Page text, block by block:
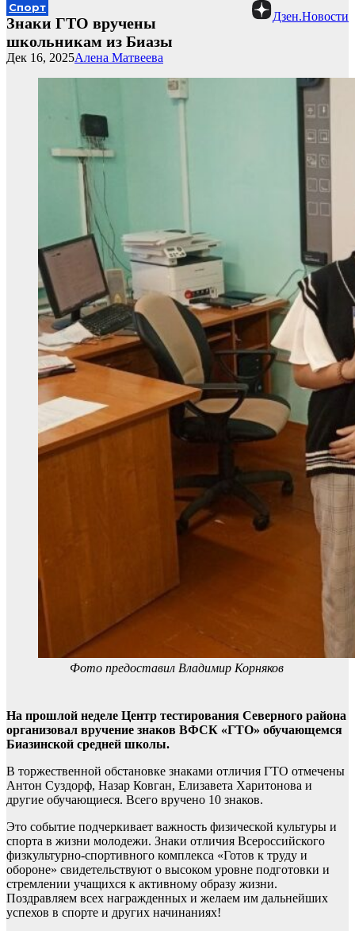
Дзен.Новости
Спорт
Знаки ГТО вручены
школьникам из Биазы
Алена Матвеева
Дек 16, 2025
Фото предоставил Владимир Корняков
На прошлой неделе Центр тестирования Северного района
организовал вручение знаков ВФСК «ГТО» обучающемся
Биазинской средней школы.
В торжественной обстановке знаками отличия ГТО отмечены
Антон Суздорф, Назар Ковган, Елизавета Харитонова и
другие обучающиеся. Всего вручено 10 знаков.
Это событие подчеркивает важность физической культуры и
спорта в жизни молодежи. Знаки отличия Всероссийского
физкультурно-спортивного комплекса «Готов к труду и
обороне» свидетельствуют о высоком уровне подготовки и
стремлении учащихся к активному образу жизни.
Поздравляем всех награжденных и желаем им дальнейших
успехов в спорте и других начинаниях!